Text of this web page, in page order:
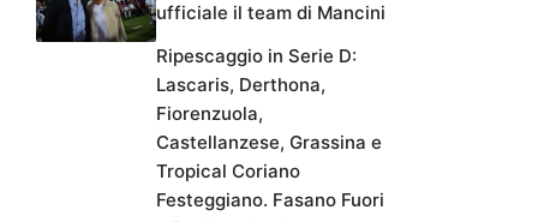
ufficiale il team di Mancini
Ripescaggio in Serie D:
Lascaris, Derthona,
Fiorenzuola,
Castellanzese, Grassina e
Tropical Coriano
Festeggiano. Fasano Fuori